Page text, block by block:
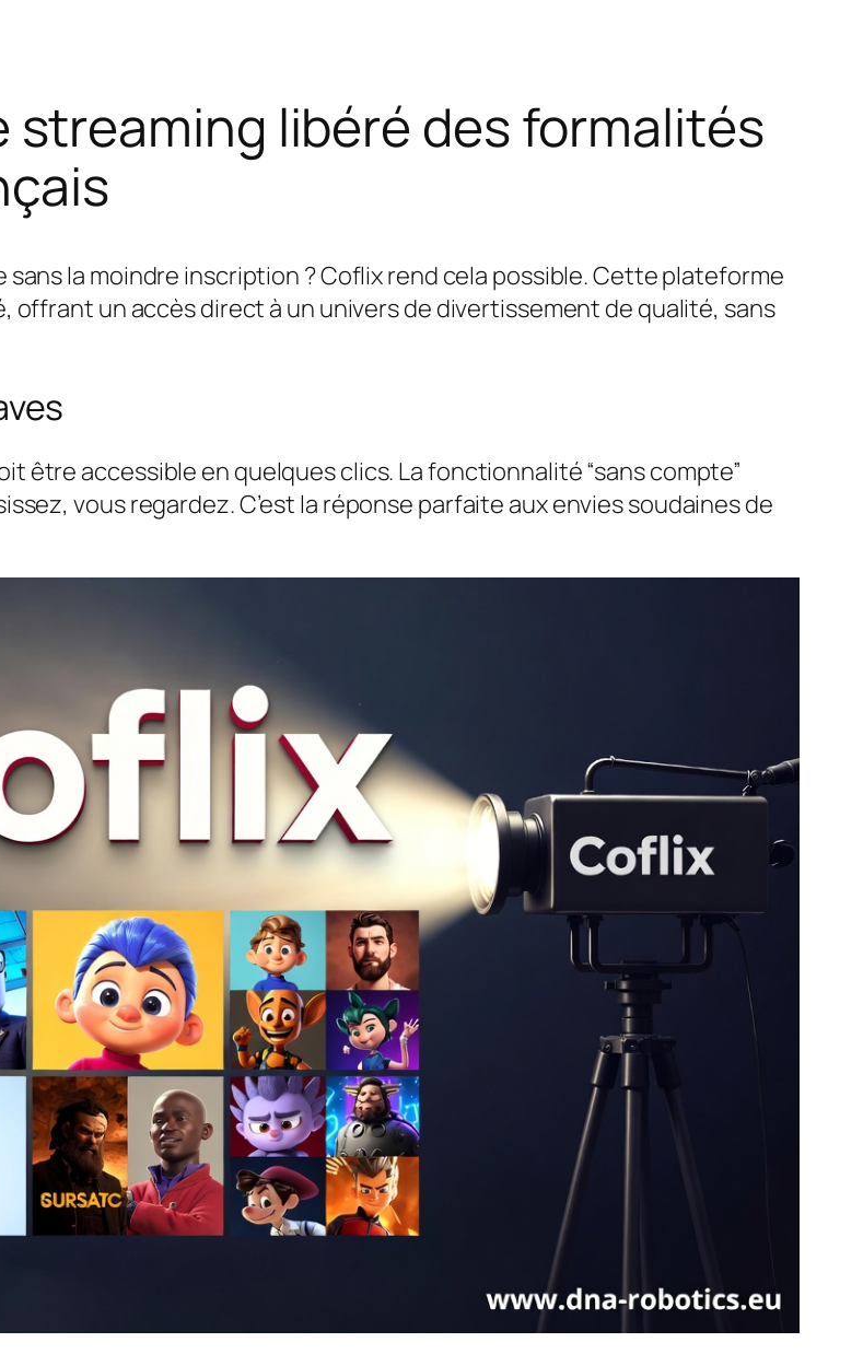
streaming libéré des formalités
sans la moindre inscription ? Coflix rend cela possible. Cette plateforme
offrant un accès direct à un univers de divertissement de qualité, sans
être accessible en quelques clics. La fonctionnalité “sans compte”
vous regardez. C’est la réponse parfaite aux envies soudaines de